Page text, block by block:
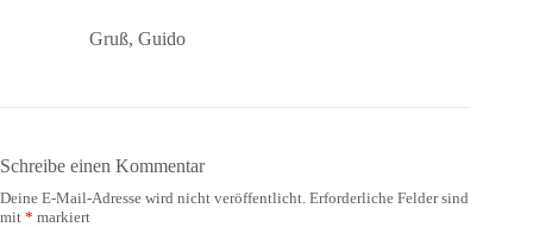
Gruß, Guido
Schreibe einen Kommentar
Deine E-Mail-Adresse wird nicht veröffentlicht. Erforderliche Felder sind
mit * markiert